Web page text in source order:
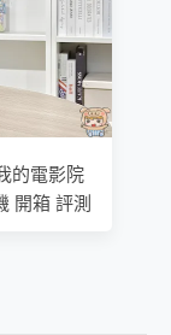
的電影院
開箱 評測